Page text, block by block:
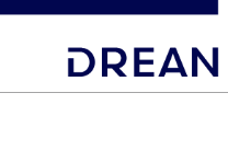
text.skipToContent
text.skipToNavigation